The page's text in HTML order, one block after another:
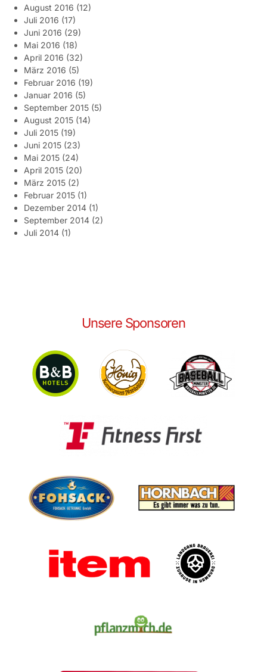
August 2016 (12)
Juli 2016 (17)
Juni 2016 (29)
Mai 2016 (18)
April 2016 (32)
März 2016 (5)
Februar 2016 (19)
Januar 2016 (5)
September 2015 (5)
August 2015 (14)
Juli 2015 (19)
Juni 2015 (23)
Mai 2015 (24)
April 2015 (20)
März 2015 (2)
Februar 2015 (1)
Dezember 2014 (1)
September 2014 (2)
Juli 2014 (1)
Unsere Sponsoren